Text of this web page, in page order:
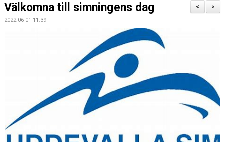
ANTIDOPING
SIMSHOP
>
<
Välkomna till simningens dag
2022-06-01 11:39